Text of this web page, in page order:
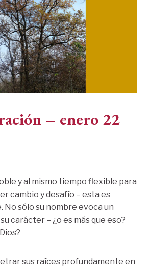
– enero 22
y al mismo tiempo flexible para
cambio y desafío – esta es
No sólo su nombre evoca un
carácter – ¿o es más que eso?
sus raíces profundamente en